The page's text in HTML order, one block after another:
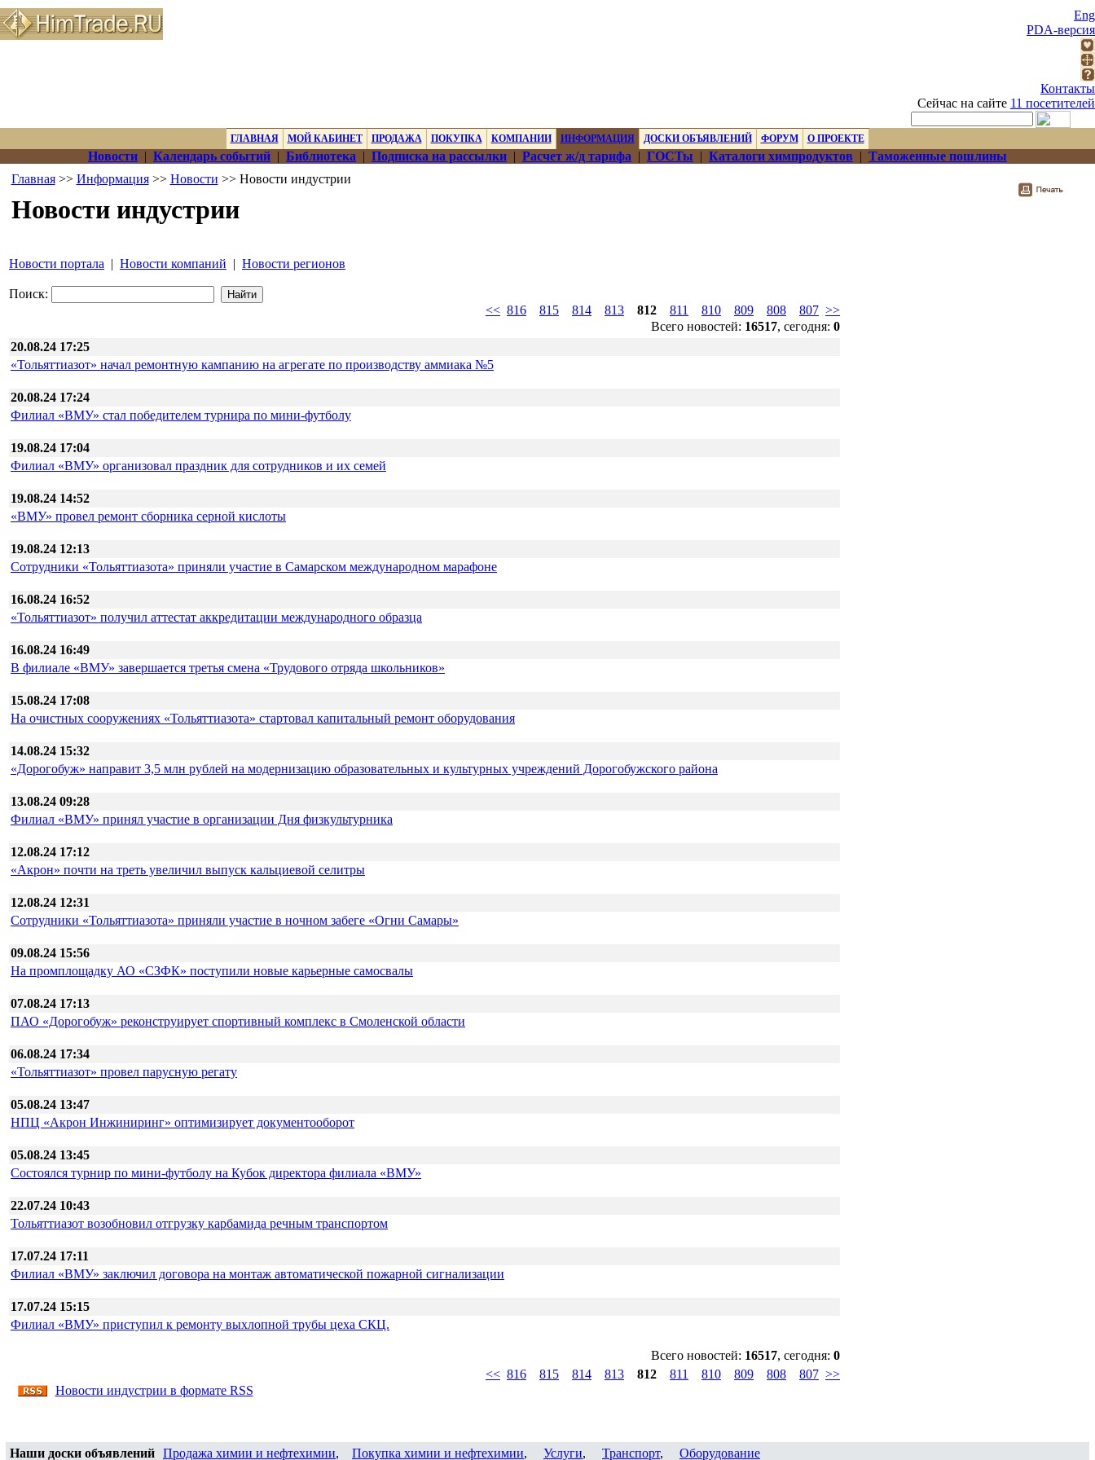
Eng
PDA-версия
Контакты
Сейчас на сайте 11 посетителей
ГЛАВНАЯ МОЙ КАБИНЕТ ПРОДАЖА ПОКУПКА КОМПАНИИ ИНФОРМАЦИЯ ДОСКИ ОБЪЯВЛЕНИЙ ФОРУМ О ПРОЕКТЕ
Новости | Календарь событий | Библиотека | Подписка на рассылки | Расчет ж/д тарифа | ГОСТы | Каталоги химпродуктов | Таможенные пошлины
Главная>> Информация>> Новости >> Новости индустрии
Новости индустрии
Новости портала | Новости компаний | Новости регионов
Поиск:
<< 816 815 814 813 812 811 810 809 808 807 >>
Всего новостей: 16517, сегодня: 0
20.08.24 17:25
«Тольяттиазот» начал ремонтную кампанию на агрегате по производству аммиака №5
20.08.24 17:24
Филиал «ВМУ» стал победителем турнира по мини-футболу
19.08.24 17:04
Филиал «ВМУ» организовал праздник для сотрудников и их семей
19.08.24 14:52
«ВМУ» провел ремонт сборника серной кислоты
19.08.24 12:13
Сотрудники «Тольяттиазота» приняли участие в Самарском международном марафоне
16.08.24 16:52
«Тольяттиазот» получил аттестат аккредитации международного образца
16.08.24 16:49
В филиале «ВМУ» завершается третья смена «Трудового отряда школьников»
15.08.24 17:08
На очистных сооружениях «Тольяттиазота» стартовал капитальный ремонт оборудования
14.08.24 15:32
«Дорогобуж» направит 3,5 млн рублей на модернизацию образовательных и культурных учреждений Дорогобужского района
13.08.24 09:28
Филиал «ВМУ» принял участие в организации Дня физкультурника
12.08.24 17:12
«Акрон» почти на треть увеличил выпуск кальциевой селитры
12.08.24 12:31
Сотрудники «Тольяттиазота» приняли участие в ночном забеге «Огни Самары»
09.08.24 15:56
На промплощадку АО «СЗФК» поступили новые карьерные самосвалы
07.08.24 17:13
ПАО «Дорогобуж» реконструирует спортивный комплекс в Смоленской области
06.08.24 17:34
«Тольяттиазот» провел парусную регату
05.08.24 13:47
НПЦ «Акрон Инжиниринг» оптимизирует документооборот
05.08.24 13:45
Состоялся турнир по мини-футболу на Кубок директора филиала «ВМУ»
22.07.24 10:43
Тольяттиазот возобновил отгрузку карбамида речным транспортом
17.07.24 17:11
Филиал «ВМУ» заключил договора на монтаж автоматической пожарной сигнализации
17.07.24 15:15
Филиал «ВМУ» приступил к ремонту выхлопной трубы цеха СКЦ.
Всего новостей: 16517, сегодня: 0
<< 816 815 814 813 812 811 810 809 808 807 >>
Новости индустрии в формате RSS
Наши доски объявлений Продажа химии и нефтехимии, Покупка химии и нефтехимии, Услуги, Транспорт, Оборудование